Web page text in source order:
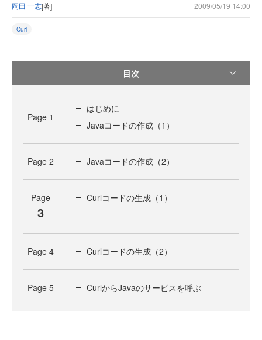
岡田 一志[著] 2009/05/19 14:00
Curl
目次
Page 1
はじめに
Javaコードの作成（1）
Page 2 Javaコードの作成（2）
Page
3
Curlコードの生成（1）
Page 4 Curlコードの生成（2）
Page 5 CurlからJavaのサービスを呼ぶ